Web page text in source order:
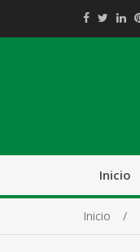
Inicio
Inicio